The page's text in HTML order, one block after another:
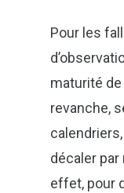
Pour les
maturité de
revanche,
décaler par
effet, pour